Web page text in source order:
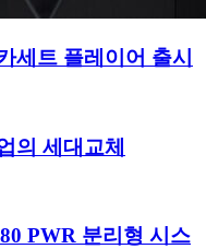
세트 플레이어 출시
의 세대교체
PWR 분리형 시스